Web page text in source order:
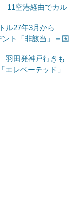
11空港経由でカル
ル27年3月から
ト「非該当」＝国
羽田発神戸行きも
エレベーテッド」